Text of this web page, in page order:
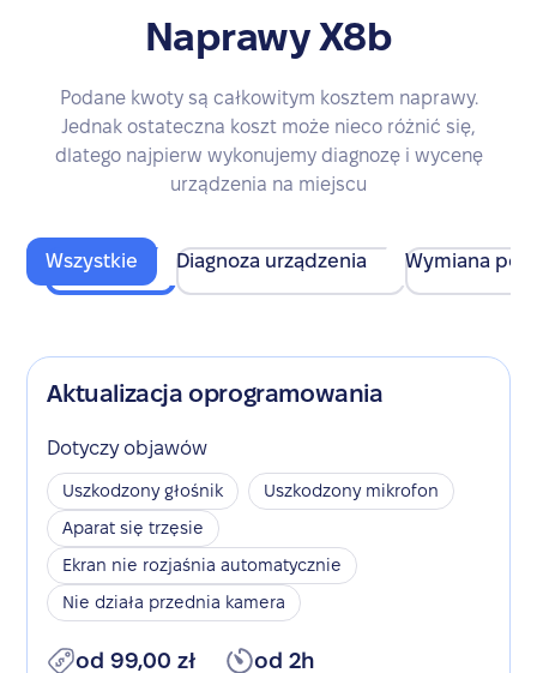
Naprawy X8b
Podane kwoty są całkowitym kosztem naprawy.
Jednak ostateczna koszt może nieco różnić się,
dlatego najpierw wykonujemy diagnozę i wycenę
urządzenia na miejscu
Wszystkie Diagnoza urządzenia Wymiana
Aktualizacja oprogramowania
Dotyczy objawów
Uszkodzony głośnik
Uszkodzony mikrofon
Aparat się trzęsie
Ekran nie rozjaśnia automatycznie
Nie działa przednia kamera
od 99,00 zł od 2h